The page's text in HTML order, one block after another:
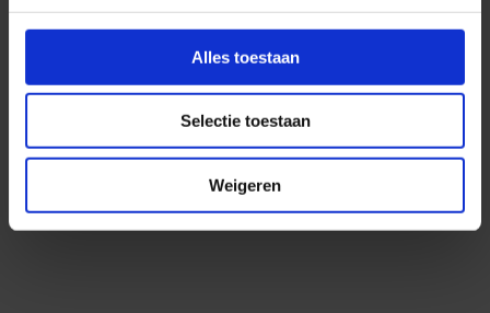
Alles toestaan
Selectie toestaan
Weigeren